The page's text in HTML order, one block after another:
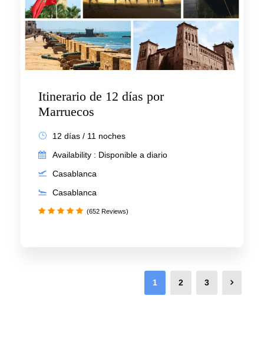
Itinerario de 12 días por
Marruecos
12 días / 11 noches
Availability : Disponible a diario
Casablanca
Casablanca
(652 Reviews)
1 2 3